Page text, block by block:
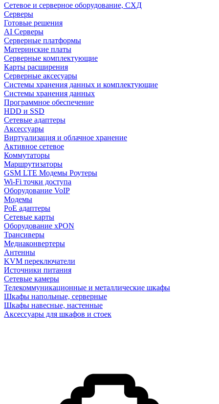
Сетевое и серверное оборудование, СХД
Cерверы
Готовые решения
AI Серверы
Серверные платформы
Материнские платы
Серверные комплектующие
Карты расширения
Серверные аксесуары
Системы хранения данных и комплектующие
Системы хранения данных
Программное обеспечение
HDD и SSD
Сетевые адаптеры
Аксессуары
Виртуализация и облачное хранение
Активное сетевое
Коммутаторы
Маршрутизаторы
GSM LTE Модемы Роутеры
Wi-Fi точки доступа
Оборудование VoIP
Модемы
PoE адаптеры
Сетевые карты
Оборудование xPON
Трансиверы
Медиаконвертеры
Антенны
KVM переключатели
Источники питания
Сетевые камеры
Телекоммуникационные и металлические шкафы
Шкафы напольные, серверные
Шкафы навесные, настенные
Аксессуары для шкафов и стоек